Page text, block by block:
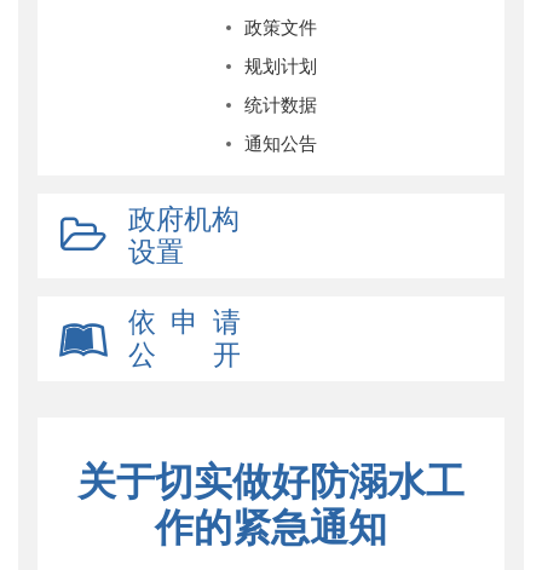
政策文件
规划计划
统计数据
通知公告
政府机构
设置
依 申 请
公 开
关于切实做好防溺水工
作的紧急通知